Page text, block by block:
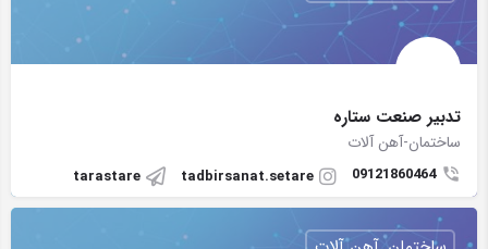
تدبیر صنعت ستاره
ساختمان-آهن آلات
09121860464
tadbirsanat.setare
tarastare